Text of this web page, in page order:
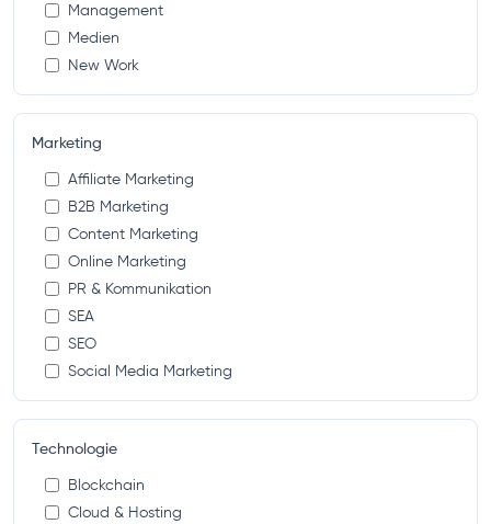
Management
Medien
New Work
Marketing
Affiliate Marketing
B2B Marketing
Content Marketing
Online Marketing
PR & Kommunikation
SEA
SEO
Social Media Marketing
Technologie
Blockchain
Cloud & Hosting